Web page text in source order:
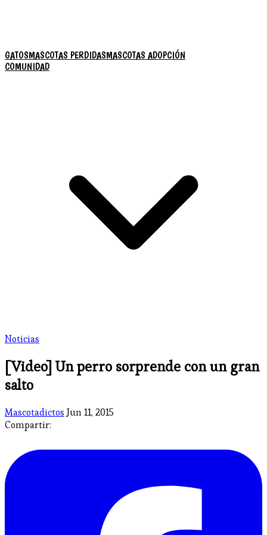
GATOSMASCOTAS PERDIDASMASCOTAS ADOPCIÓN
COMUNIDAD
Noticias
[Video] Un perro sorprende con un gran
salto
Mascotadictos Jun 11, 2015
Compartir: